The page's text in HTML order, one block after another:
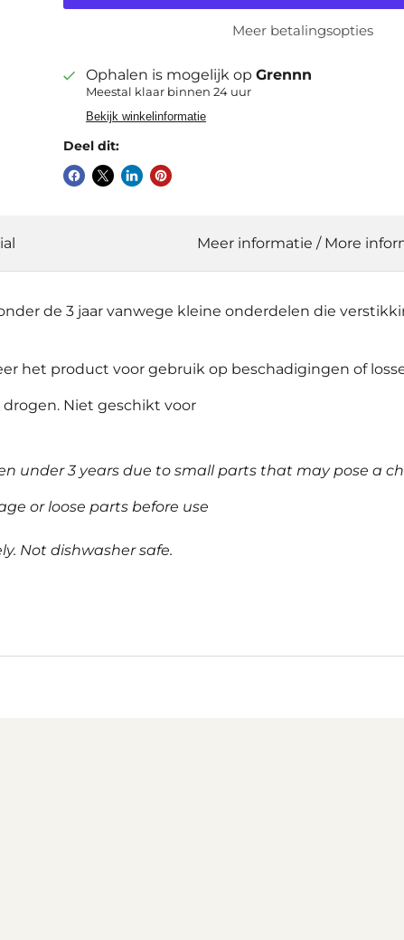
Meer betalingsopties
Ophalen is mogelijk op Grennn
Meestal klaar binnen 24 uur
Bekijk winkelinformatie
Deel dit:
de 3 jaar vanwege kleine onderdelen die
het product voor gebruik op beschadigingen of
Niet geschikt voor
under 3 years due to small parts that may pose a
or loose parts before use
Not dishwasher safe.
Meer informatie / More